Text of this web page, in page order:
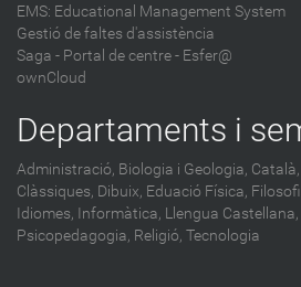
EMS: Educational Management System
Gestió de faltes d'assistència
Saga - Portal de centre - Esfer@
ownCloud
Departaments i
Administració, Biologia i Geologia, Català,
Clàssiques, Dibuix, Eduació Física,
Idiomes, Informàtica, Llengua Castellana,
Psicopedagogia, Religió, Tecnologia